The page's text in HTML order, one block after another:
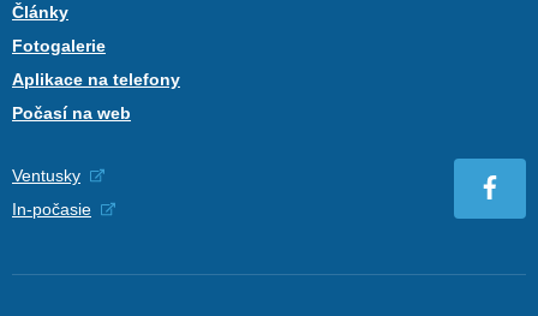
Články
Fotogalerie
Aplikace na telefony
Počasí na web
Ventusky
In-počasie